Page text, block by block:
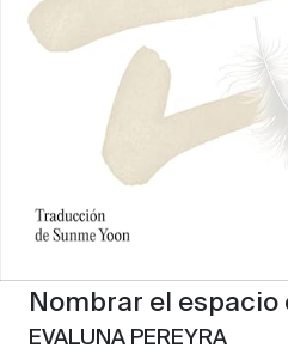
Nombrar el espacio
EVALUNA PEREYRA